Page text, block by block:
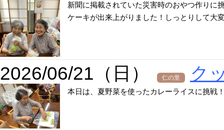
新聞に掲載されていた災害時のおやつ作りに
ケーキが出来上がりました！しっとりして大
2026/06/21（日） 仁の里 ク
本日は、夏野菜を使ったカレーライスに挑戦